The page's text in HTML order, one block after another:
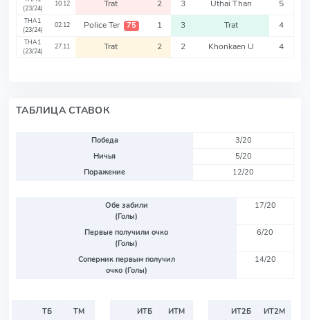
(23/24)
10.12 Trat 2 3 Uthai Than 5
THA1
(23/24)
02.12 Police Ter 75 1 3 Trat 4
THA1
(23/24)
27.11 Trat 2 2 Khonkaen U 4
ТАБЛИЦА СТАВОК
Победа
3/20
Ничья
5/20
Поражение
12/20
Обе забили
(Голы)
17/20
Первые получили очко
(Голы)
6/20
Соперник первым получил
очко (Голы)
14/20
ТБ
ТМ
ИТБ
ИТМ
ИТ2Б
ИТ2М